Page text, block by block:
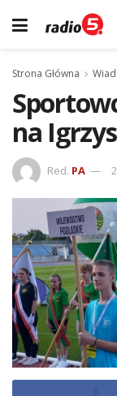
Strona Główna
na
Red. PA